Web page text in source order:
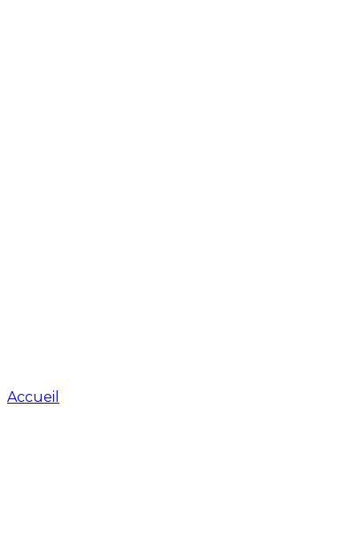
Accueil